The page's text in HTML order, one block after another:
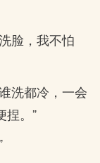
脸，我不怕
洗都冷，一会
捏。”